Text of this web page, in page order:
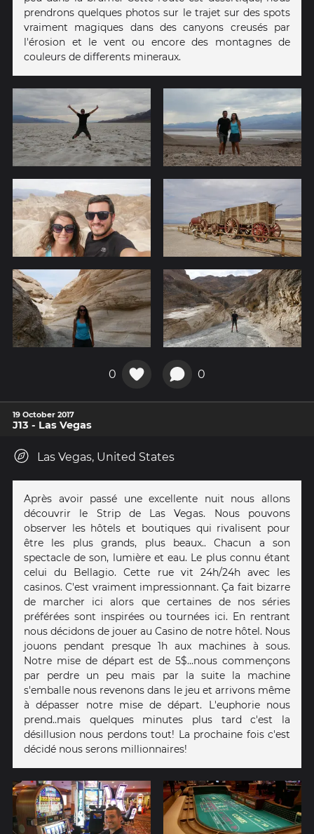
prendrons quelques photos sur le trajet sur des spots
vraiment magiques dans des canyons creusés par
l'érosion et le vent ou encore des montagnes de
couleurs de differents mineraux.
0 0
19 October 2017
J13 - Las Vegas
Las Vegas, United States
Après avoir passé une excellente nuit nous allons
découvrir le Strip de Las Vegas. Nous pouvons
observer les hôtels et boutiques qui rivalisent pour
être les plus grands, plus beaux.. Chacun a son
spectacle de son, lumière et eau. Le plus connu étant
celui du Bellagio. Cette rue vit 24h/24h avec les
casinos. C'est vraiment impressionnant. Ça fait bizarre
de marcher ici alors que certaines de nos séries
préférées sont inspirées ou tournées ici. En rentrant
nous décidons de jouer au Casino de notre hôtel. Nous
jouons pendant presque 1h aux machines à sous.
Notre mise de départ est de 5$...nous commençons
par perdre un peu mais par la suite la machine
s'emballe nous revenons dans le jeu et arrivons même
à dépasser notre mise de départ. L'euphorie nous
prend..mais quelques minutes plus tard c'est la
désillusion nous perdons tout! La prochaine fois c'est
décidé nous serons millionnaires!